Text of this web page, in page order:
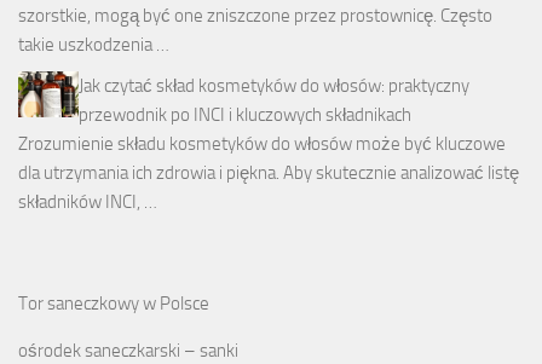
szorstkie, mogą być one zniszczone przez prostownicę. Często
takie uszkodzenia …
Jak czytać skład kosmetyków do włosów: praktyczny
przewodnik po INCI i kluczowych składnikach
Zrozumienie składu kosmetyków do włosów może być kluczowe
dla utrzymania ich zdrowia i piękna. Aby skutecznie analizować listę
składników INCI, …
Tor saneczkowy w Polsce
ośrodek saneczkarski – sanki